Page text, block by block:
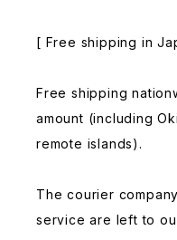
[ Free shipping in
Free shipping
amount (including
remote islands).
The courier
service are left to